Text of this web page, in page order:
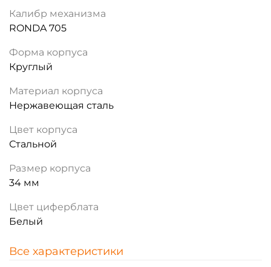
Калибр механизма
RONDA 705
Форма корпуса
Круглый
Материал корпуса
Нержавеющая сталь
Цвет корпуса
Стальной
Размер корпуса
34 мм
Цвет циферблата
Белый
Все характеристики